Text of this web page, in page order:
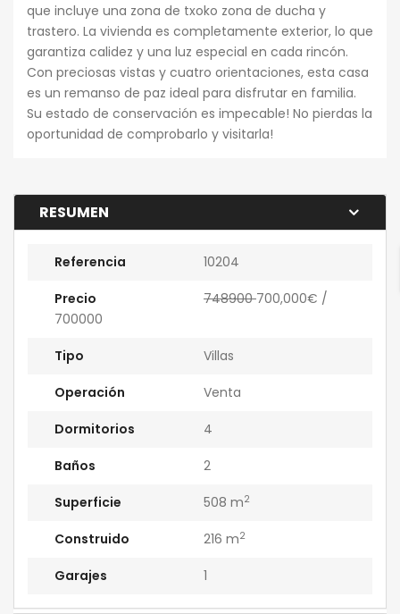
que incluye una zona de txoko zona de ducha y
trastero. La vivienda es completamente exterior, lo que
garantiza calidez y una luz especial en cada rincón.
Con preciosas vistas y cuatro orientaciones, esta casa
es un remanso de paz ideal para disfrutar en familia.
Su estado de conservación es impecable! No pierdas la
oportunidad de comprobarlo y visitarla!
RESUMEN
Referencia 10204
Precio 748900700,000€ /
700000
Tipo Villas
Operación Venta
Dormitorios 4
Baños 2
Superficie 508 m2
Construido 216 m2
Garajes 1